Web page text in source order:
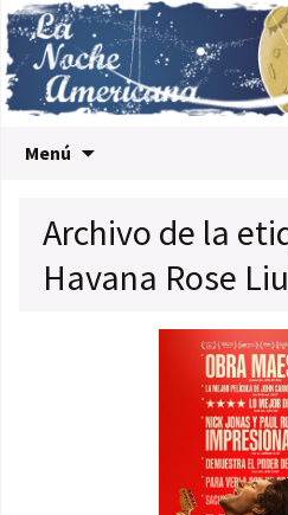
Menú
Archivo de la
Havana Rose Liu